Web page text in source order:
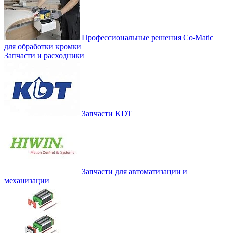
Профессиональные решения Co-Matic
для обработки кромки
Запчасти и расходники
Запчасти KDT
Запчасти для автоматизации и
механизации